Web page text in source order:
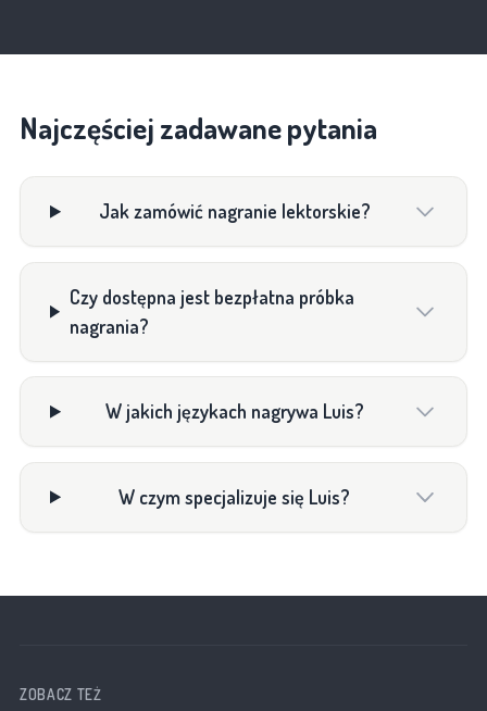
Najczęściej zadawane pytania
Jak zamówić nagranie lektorskie?
Czy dostępna jest bezpłatna próbka
nagrania?
W jakich językach nagrywa Luis?
W czym specjalizuje się Luis?
ZOBACZ TEŻ